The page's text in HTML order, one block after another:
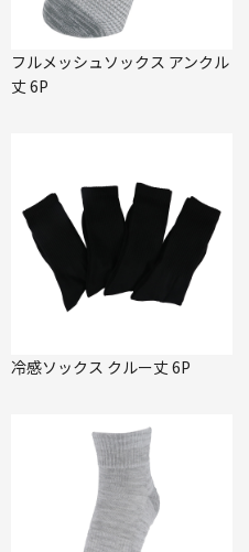
フルメッシュソックス アンクル
丈 6P
冷感ソックス クルー丈 6P